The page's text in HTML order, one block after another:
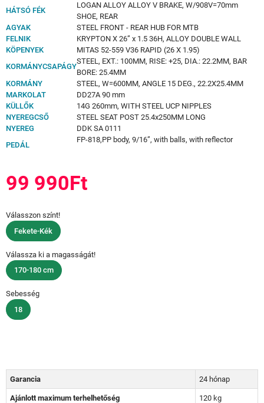
HÁTSÓ FÉK
LOGAN ALLOY ALLOY V BRAKE, W/908V=70mm
SHOE, REAR
AGYAK
STEEL FRONT - REAR HUB FOR MTB
FELNIK
KRYPTON X 26” x 1.5 36H, ALLOY DOUBLE WALL
KÖPENYEK
MITAS 52-559 V36 RAPID (26 X 1.95)
KORMÁNYCSAPÁGY
STEEL, EXT.: 100MM, RISE: +25, DIA.: 22.2MM, BAR
BORE: 25.4MM
KORMÁNY
STEEL, W=600MM, ANGLE 15 DEG., 22.2X25.4MM
MARKOLAT
DD27A 90 mm
KÜLLŐK
14G 260mm, WITH STEEL UCP NIPPLES
NYEREGCSŐ
STEEL SEAT POST 25.4x250MM LONG
NYEREG
DDK SA 0111
PEDÁL
FP-818,PP body, 9/16”, with balls, with reflector
99 990Ft
Válasszon színt!
Fekete-Kék
Válassza ki a magasságát!
170-180 cm
Sebesség
18
Garancia 24 hónap
Ajánlott maximum terhelhetőség 120 kg